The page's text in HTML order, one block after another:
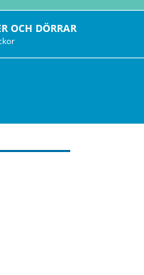
OCH DÖRRAR